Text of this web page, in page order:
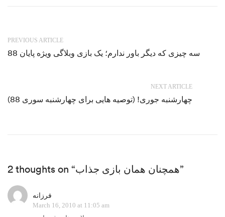
PREVIOUS ARTICLE
سه چیزی که دیگر باور ندارم؛ یک بازی وبلاگی ویژه پایان 88
NEXT ARTICLE
چهارشنبه جوری! (توصیه هایی برای چهارشنبه سوری 88)
2 thoughts on “همچنان همان بازی جذاب”
فرزانه
March 16, 2010 at 11:05 am